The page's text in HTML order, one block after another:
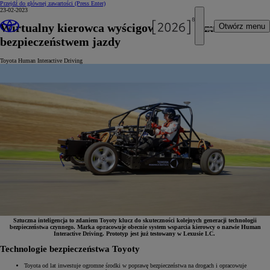
Przejdź do głównej zawartości (Press Enter)
Otwórz menu
23-02-2023
Wirtualny kierowca wyścigowy, który czuwa nad
bezpieczeństwem jazdy
Toyota Human Interactive Driving
Sztuczna inteligencja to zdaniem Toyoty klucz do skuteczności kolejnych generacji technologii
bezpieczeństwa czynnego. Marka opracowuje obecnie system wsparcia kierowcy o nazwie Human
Interactive Driving. Prototyp jest już testowany w Lexusie LC.
Technologie bezpieczeństwa Toyoty
Toyota od lat inwestuje ogromne środki w poprawę bezpieczeństwa na drogach i opracowuje